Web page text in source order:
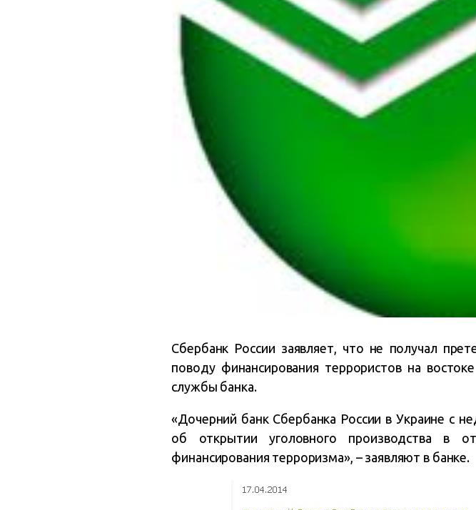
Сбербанк России заявляет, что не получал
поводу финансирования террористов на
службы банка.
«Дочерний банк Сбербанка России в Украине с
об открытии уголовного производства в
финансирования терроризма», – заявляют в банке.